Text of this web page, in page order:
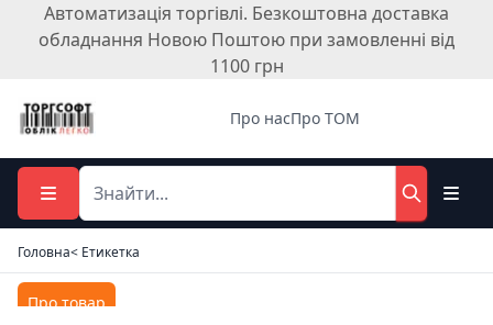
Автоматизація торгівлі. Безкоштовна доставка
обладнання Новою Поштою при замовленні від
1100 грн
Про насПро ТОМ
Головна< Етикетка
Про товар